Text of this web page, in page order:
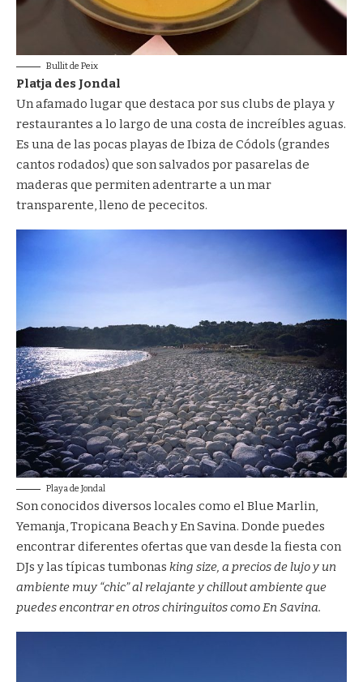
Bullit de Peix
Platja des Jondal
Un afamado lugar que destaca por sus clubs de playa y
restaurantes a lo largo de una costa de increíbles aguas.
Es una de las pocas playas de Ibiza de Códols (grandes
cantos rodados) que son salvados por pasarelas de
maderas que permiten adentrarte a un mar
transparente, lleno de pececitos.
Playa de Jondal
Son conocidos diversos locales como el Blue Marlin,
Yemanja, Tropicana Beach y En Savina. Donde puedes
encontrar diferentes ofertas que van desde la fiesta con
DJs y las típicas tumbonas king size, a precios de lujo y un
ambiente muy “chic” al relajante y chillout ambiente que
puedes encontrar en otros chiringuitos como En Savina.